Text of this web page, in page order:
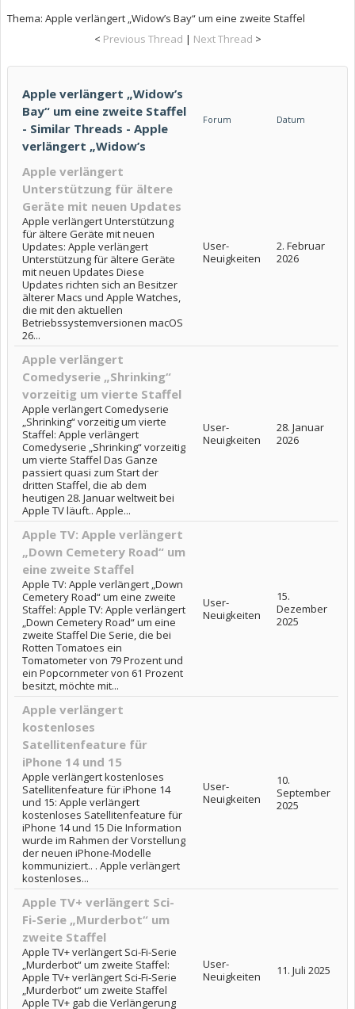
Thema: Apple verlängert „Widow’s Bay“ um eine zweite Staffel
< Previous Thread | Next Thread >
Apple verlängert „Widow’s
Bay“ um eine zweite Staffel
- Similar Threads - Apple
verlängert „Widow’s
Forum Datum
Apple verlängert
Unterstützung für ältere
Geräte mit neuen Updates
Apple verlängert Unterstützung
für ältere Geräte mit neuen
Updates: Apple verlängert
Unterstützung für ältere Geräte
mit neuen Updates Diese
Updates richten sich an Besitzer
älterer Macs und Apple Watches,
die mit den aktuellen
Betriebssystemversionen macOS
26...
User-
Neuigkeiten
2. Februar
2026
Apple verlängert
Comedyserie „Shrinking“
vorzeitig um vierte Staffel
Apple verlängert Comedyserie
„Shrinking“ vorzeitig um vierte
Staffel: Apple verlängert
Comedyserie „Shrinking“ vorzeitig
um vierte Staffel Das Ganze
passiert quasi zum Start der
dritten Staffel, die ab dem
heutigen 28. Januar weltweit bei
Apple TV läuft.. Apple...
User-
Neuigkeiten
28. Januar
2026
Apple TV: Apple verlängert
„Down Cemetery Road“ um
eine zweite Staffel
Apple TV: Apple verlängert „Down
Cemetery Road“ um eine zweite
Staffel: Apple TV: Apple verlängert
„Down Cemetery Road“ um eine
zweite Staffel Die Serie, die bei
Rotten Tomatoes ein
Tomatometer von 79 Prozent und
ein Popcornmeter von 61 Prozent
besitzt, möchte mit...
User-
Neuigkeiten
15.
Dezember
2025
Apple verlängert
kostenloses
Satellitenfeature für
iPhone 14 und 15
Apple verlängert kostenloses
Satellitenfeature für iPhone 14
und 15: Apple verlängert
kostenloses Satellitenfeature für
iPhone 14 und 15 Die Information
wurde im Rahmen der Vorstellung
der neuen iPhone-Modelle
kommuniziert.. . Apple verlängert
kostenloses...
User-
Neuigkeiten
10.
September
2025
Apple TV+ verlängert Sci-
Fi-Serie „Murderbot“ um
zweite Staffel
Apple TV+ verlängert Sci-Fi-Serie
„Murderbot“ um zweite Staffel:
Apple TV+ verlängert Sci-Fi-Serie
„Murderbot“ um zweite Staffel
Apple TV+ gab die Verlängerung
User-
Neuigkeiten
11. Juli 2025